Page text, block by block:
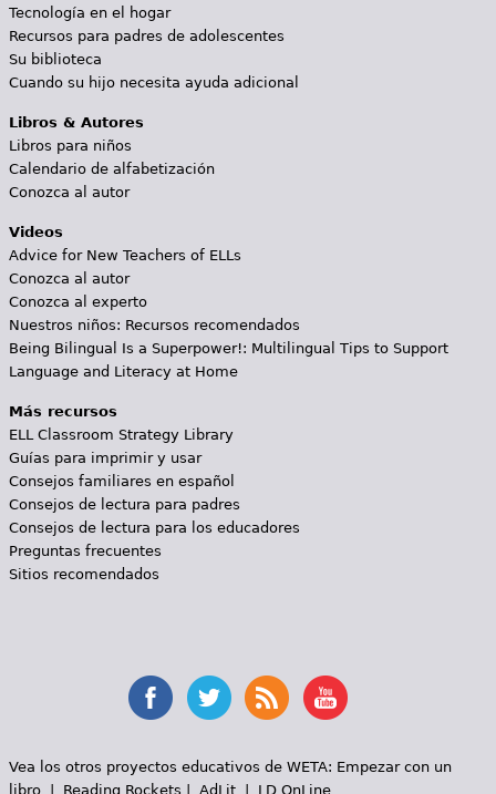
Tecnología en el hogar
Recursos para padres de adolescentes
Su biblioteca
Cuando su hijo necesita ayuda adicional
Libros & Autores
Libros para niños
Calendario de alfabetización
Conozca al autor
Videos
Advice for New Teachers of ELLs
Conozca al autor
Conozca al experto
Nuestros niños: Recursos recomendados
Being Bilingual Is a Superpower!: Multilingual Tips to Support
Language and Literacy at Home
Más recursos
ELL Classroom Strategy Library
Guías para imprimir y usar
Consejos familiares en español
Consejos de lectura para padres
Consejos de lectura para los educadores
Preguntas frecuentes
Sitios recomendados
Vea los otros proyectos educativos de WETA: Empezar con un
libro| Reading Rockets AdLit| LD OnLine